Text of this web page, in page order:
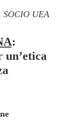
SOCIO UEA
: